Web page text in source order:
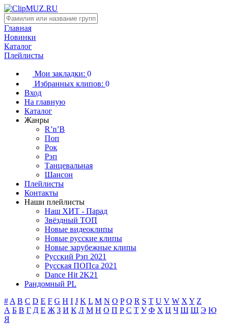
Главная
Новинки
Каталог
Плейлисты
Мои закладки: 0
Избранных клипов: 0
Вход
На главную
Каталог
Жанры
R’n’B
Поп
Рок
Рэп
Танцевальная
Шансон
Плейлисты
Контакты
Наши плейлисты
Наш ХИТ - Парад
Звёздный ТОП
Новые видеоклипы
Новые русские клипы
Новые зарубежные клипы
Русский Рэп 2021
Русская ПОПса 2021
Dance Hit 2K21
Рандомный PL
# A B C D E F G H I J K L M N O P Q R S T U V W X Y Z
А Б В Г Д Е Ж З И К Л М Н О П Р С Т У Ф Х Ц Ч Ш Щ Э Ю
Я